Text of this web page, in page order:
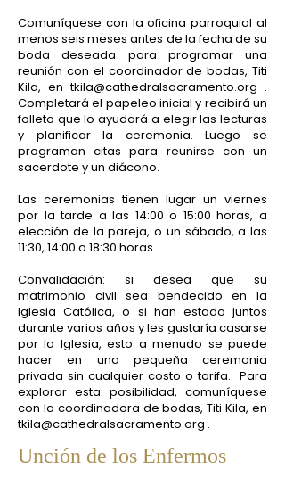
Comuníquese con la oficina parroquial al
menos seis meses antes de la fecha de su
boda deseada para programar una
reunión con el coordinador de bodas, Titi
Kila, entkila@cathedralsacramento.org .
Completará el papeleo inicial y recibirá un
folleto que lo ayudará a elegir las lecturas
y planificar la ceremonia. Luego se
programan citas para reunirse con un
sacerdote y un diácono.
Las ceremonias tienen lugar un viernes
por la tarde a las 14:00 o 15:00 horas, a
elección de la pareja, o un sábado, a las
11:30, 14:00 o 18:30 horas.
Convalidación: si desea que su
matrimonio civil sea bendecido en la
Iglesia Católica, o si han estado juntos
durante varios años y les gustaría casarse
por la Iglesia, esto a menudo se puede
hacer en una pequeña ceremonia
privada sin cualquier costo o tarifa. Para
explorar esta posibilidad, comuníquese
con la coordinadora de bodas, Titi Kila, en
tkila@cathedralsacramento.org .
Unción de los Enfermos